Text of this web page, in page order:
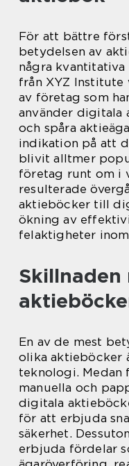
För att bättre
betydelsen av
några
från XYZ Institute
av företag som
använder digitala
och spåra
indikation på att
blivit alltmer
företag runt om i
resulterade
aktieböcker till
ökning av
felaktigheter
Skillnaden
En av de mest
olika aktieböcker
teknologi. Medan
manuella och
digitala
för att erbjuda
säkerhet.
erbjuda fördelar